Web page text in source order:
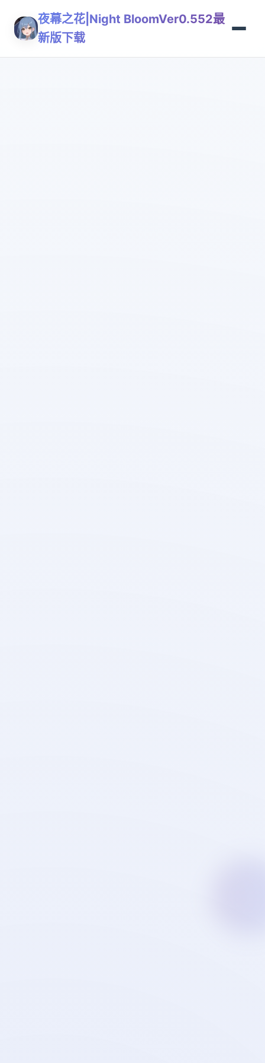
夜幕之花|Night BloomVer0.552最
新版下载